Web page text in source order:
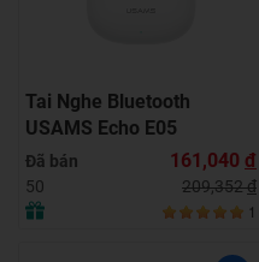
Tai Nghe Bluetooth
USAMS Echo E05
Đã bán
50
161,040 đ
209,352đ
1